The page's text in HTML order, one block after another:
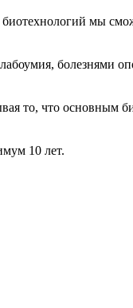
биотехнологий мы
болезнями
то, что основным
10 лет.